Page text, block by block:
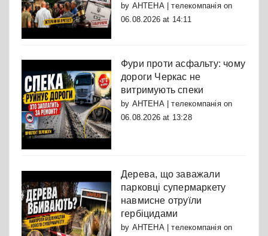
by АНТЕНА | телекомпаніяon
06.08.2026 at 14:11
Фури проти асфальту: чому
дороги Черкас не
витримують спеки
by АНТЕНА | телекомпаніяon
06.08.2026 at 13:28
Дерева, що заважали
парковці супермаркету
навмисне отруїли
гербіцидами
by АНТЕНА | телекомпаніяon